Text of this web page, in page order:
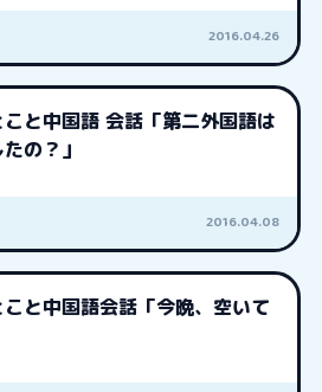
2016.04.26
と中国語 会話「第二外国語は
の？」
2016.04.08
と中国語会話「今晩、空いて